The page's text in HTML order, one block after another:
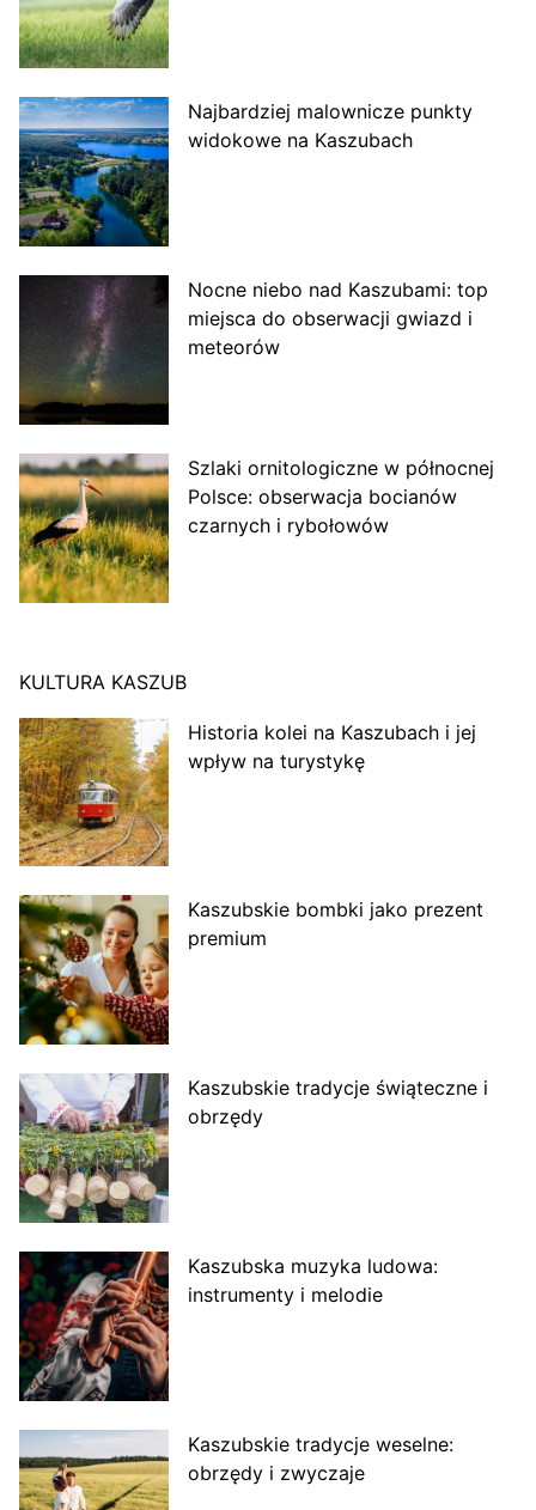
Najbardziej malownicze punkty
widokowe na Kaszubach
Nocne niebo nad Kaszubami: top
miejsca do obserwacji gwiazd i
meteorów
Szlaki ornitologiczne w północnej
Polsce: obserwacja bocianów
czarnych i rybołowów
KULTURA KASZUB
Historia kolei na Kaszubach i jej
wpływ na turystykę
Kaszubskie bombki jako prezent
premium
Kaszubskie tradycje świąteczne i
obrzędy
Kaszubska muzyka ludowa:
instrumenty i melodie
Kaszubskie tradycje weselne:
obrzędy i zwyczaje